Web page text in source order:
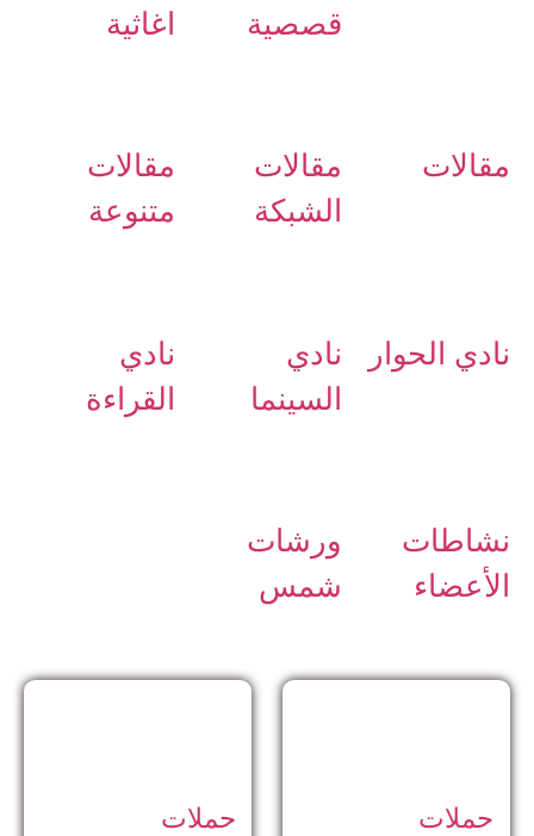
قصصية اغاثية
مقالات
مقالات
الشبكة
مقالات
متنوعة
نادي الحوار
نادي
السينما
نادي
القراءة
نشاطات
الأعضاء
ورشات
شمس
حملات حملات